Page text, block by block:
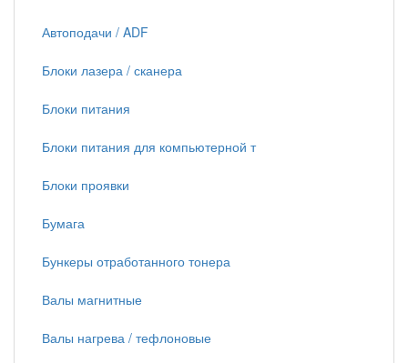
Автоподачи / ADF
Блоки лазера / сканера
Блоки питания
Блоки питания для компьютерной т
Блоки проявки
Бумага
Бункеры отработанного тонера
Валы магнитные
Валы нагрева / тефлоновые